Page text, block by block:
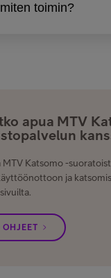
toimin?
apua MTV
MTV Katsomo -
ja
OHJEET